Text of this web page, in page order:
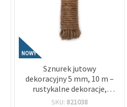
NOWY
Sznurek jutowy
dekoracyjny 5 mm, 10 m –
rustykalne dekoracje,
rękodzieło, makrama i
SKU: 821038